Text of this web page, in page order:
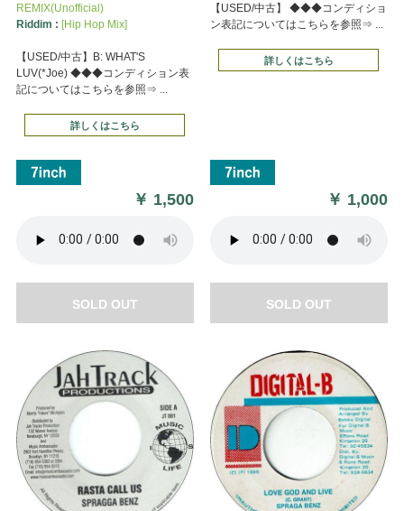
REMIX(Unofficial)
Riddim : [Hip Hop Mix]
【USED/中古】B: WHAT'S
LUV(*Joe) ◆◆◆コンディション表
記についてはこちらを参照⇒ ...
詳しくはこちら
￥ 1,500
SOLD OUT
【USED/中古】 ◆◆◆コンディショ
ン表記についてはこちらを参照⇒ ...
詳しくはこちら
￥ 1,000
SOLD OUT